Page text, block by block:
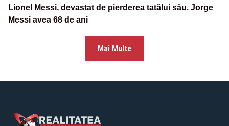
Lionel Messi, devastat de pierderea tatălui său. Jorge
Messi avea 68 de ani
Mai Multe